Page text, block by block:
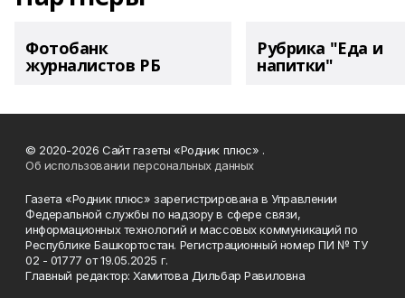
Фотобанк
журналистов РБ
Рубрика "Еда и
напитки"
© 2020-2026 Сайт газеты «Родник плюс» .
Об использовании персональных данных
Газета «Родник плюс» зарегистрирована в Управлении
Федеральной службы по надзору в сфере связи,
информационных технологий и массовых коммуникаций по
Республике Башкортостан. Регистрационный номер ПИ № ТУ
02 - 01777 от 19.05.2025 г.
Главный редактор: Хамитова Дильбар Равиловна